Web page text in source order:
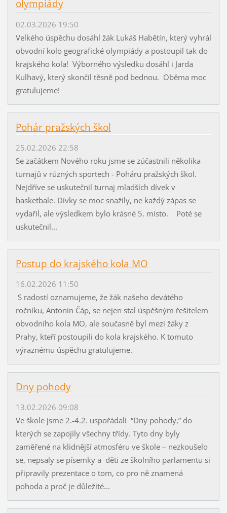
olympiády
02.03.2026 19:50
Velkého úspěchu dosáhl žák Lukáš Habětín, který vyhrál
obvodní kolo geografické olympiády a postoupil tak do
krajského kola! Výborného výsledku dosáhl i Jarda
Kulhavý, který skončil těsně pod bednou. Oběma moc
gratulujeme!
Pohár pražských škol
25.02.2026 22:58
Se začátkem Nového roku jsme se zúčastnili několika
turnajů v různých sportech - Poháru pražských škol.
Nejdříve se uskutečnil turnaj mladších dívek v
basketbale. Dívky se moc snažily, ne každý zápas se
vydařil, ale výsledkem bylo krásné 5. místo. Poté se
uskutečnil...
Postup do krajského kola MO
16.02.2026 11:50
S radostí oznamujeme, že žák našeho devátého
ročníku, Antonín Čáp, se nejen stal úspěšným řešitelem
obvodního kola MO, ale současně byl mezi žáky z
Prahy, kteří postoupili do kola krajského. K tomuto
výraznému úspěchu gratulujeme.
Dny pohody
13.02.2026 09:08
Ve škole jsme 2.-4.2. uspořádali “Dny pohody,” do
kterých se zapojily všechny třídy. Tyto dny byly
zaměřené na klidnější atmosféru ve škole – nezkoušelo
se, nepsaly se písemky a děti ze školního parlamentu si
připravily prezentace o tom, co pro ně znamená
pohoda a proč je důležité...